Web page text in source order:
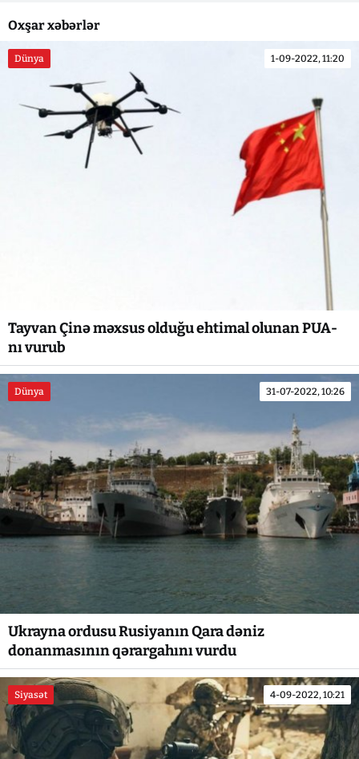
Oxşar xəbərlər
Dünya 1-09-2022, 11:20
Tayvan Çinə məxsus olduğu ehtimal olunan PUA-
nı vurub
Dünya 31-07-2022, 10:26
Ukrayna ordusu Rusiyanın Qara dəniz
donanmasının qərargahını vurdu
Siyasət 4-09-2022, 10:21